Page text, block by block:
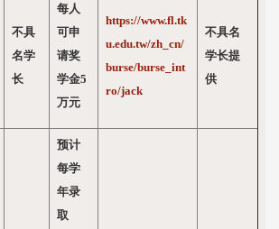
不具
名学
长
每人
可申
请奖
学金5
万元
https://www.fl.tk
u.edu.tw/zh_cn/
burse/burse_int
ro/jack
不具名
学长提
供
预计
每学
年录
取